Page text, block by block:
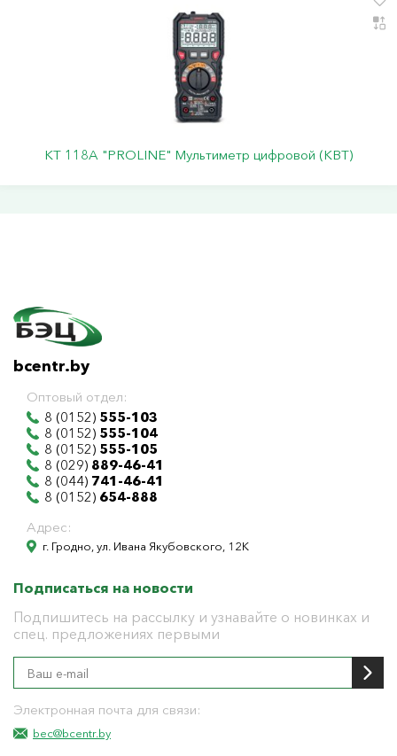
KT 118A "PROLINE" Мультиметр цифровой (КВТ)
bcentr.by
Оптовый отдел:
8 (0152) 555-103
8 (0152) 555-104
8 (0152) 555-105
8 (029) 889-46-41
8 (044) 741-46-41
8 (0152) 654-888
Адрес:
г. Гродно, ул. Ивана Якубовского, 12К
Подписаться на новости
Подпишитесь на рассылку и узнавайте о новинках и
спец. предложениях первыми
Электронная почта для связи:
bec@bcentr.by